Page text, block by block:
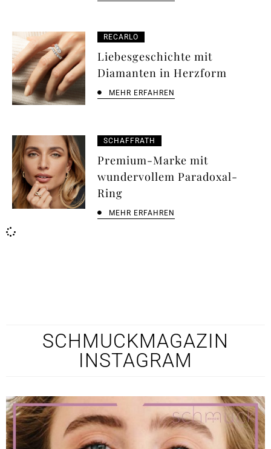
RECARLO
Liebesgeschichte mit
Diamanten in Herzform
MEHR ERFAHREN
SCHAFFRATH
Premium-Marke mit
wundervollem Paradoxal-
Ring
MEHR ERFAHREN
SCHMUCKMAGAZIN
INSTAGRAM